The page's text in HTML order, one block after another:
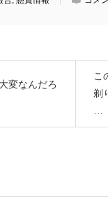
変なんだろ
こ
剃
…